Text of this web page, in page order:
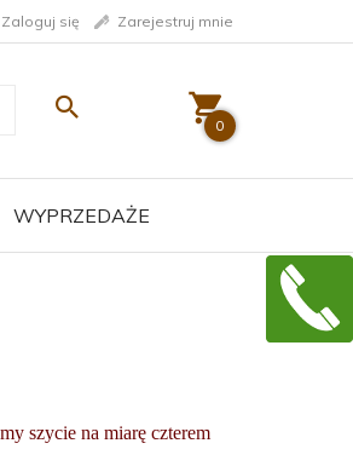
Zaloguj się Zarejestruj mnie
0
WYPRZEDAŻE
szycie na miarę czterem